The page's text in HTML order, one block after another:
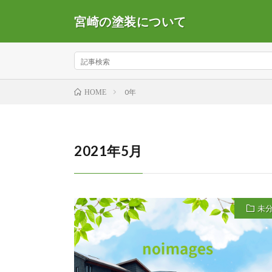
宮崎の塗装について
HOME 0年
2021年5月
未